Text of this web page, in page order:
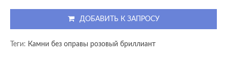
ДОБАВИТЬ К ЗАПРОСУ
Теги: Камни без оправы розовый бриллиант